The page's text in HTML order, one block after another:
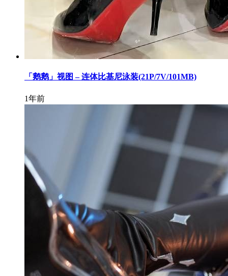
「鹅鹅」视图 – 连体比基尼泳装(21P/7V/101MB)
1年前